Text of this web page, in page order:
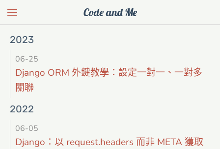
Code and Me
2023
06-25
Django ORM 外鍵教學：設定一對一、一對多
關聯
2022
06-05
Django：以 request.headers 而非 META 獲取